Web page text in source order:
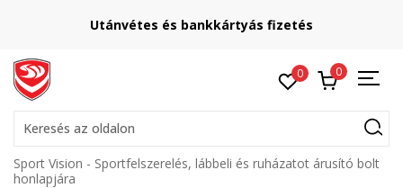
Utánvétes és bankkártyás fizetés
0 0
Keresés az oldalon
Sport Vision - Sportfelszerelés, lábbeli és ruházatot árusító bolt
honlapjára